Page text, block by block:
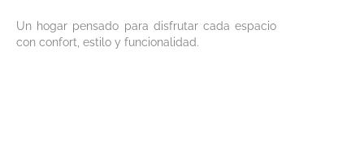
Un hogar pensado para disfrutar cada espacio
con confort, estilo y funcionalidad.